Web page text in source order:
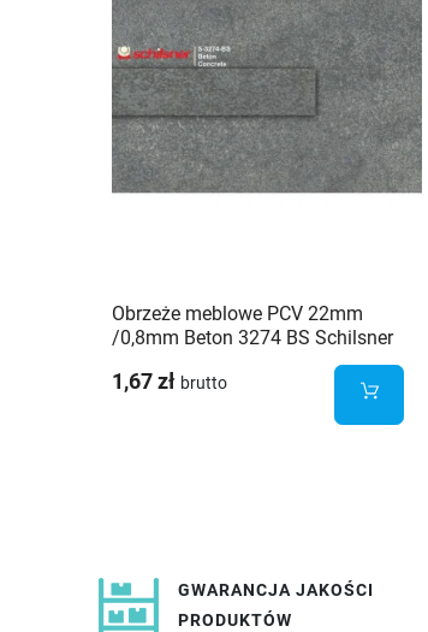
Obrzeże meblowe PCV 22mm
/0,8mm Beton 3274 BS Schilsner
1,67 zł brutto
GWARANCJA JAKOŚCI
PRODUKTÓW